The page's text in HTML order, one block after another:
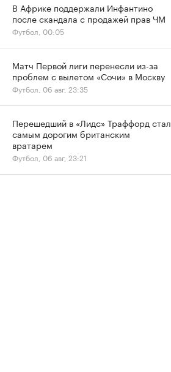
В Африке поддержали Инфантино
после скандала с продажей прав ЧМ
Футбол, 00:05
Матч Первой лиги перенесли из-за
проблем с вылетом «Сочи» в Москву
Футбол, 06 авг, 23:35
Перешедший в «Лидс» Траффорд стал
самым дорогим британским
вратарем
Футбол, 06 авг, 23:21